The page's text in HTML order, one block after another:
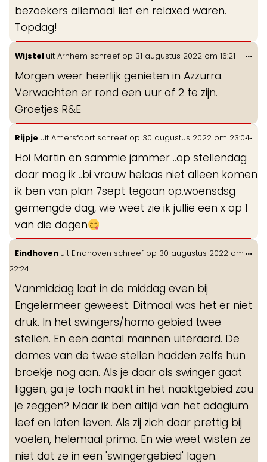
bezoekers allemaal lief en relaxed waren.
Topdag!
Wijstel uit Arnhem schreef op 31 augustus 2022 om 16:21
Morgen weer heerlijk genieten in Azzurra.
Verwachten er rond een uur of 2 te zijn.
Groetjes R&E
...
Rijpje uit Amersfoort schreef op 30 augustus 2022 om 23:04
Hoi Martin en sammie jammer ..op stellendag
daar mag ik ..bi vrouw helaas niet alleen komen
ik ben van plan 7sept tegaan op.woensdsg
gemengde dag, wie weet zie ik jullie een x op 1
van die dagen
...
Eindhoven uit Eindhoven schreef op 30 augustus 2022 om
22:24
Vanmiddag laat in de middag even bij
Engelermeer geweest. Ditmaal was het er niet
druk. In het swingers/homo gebied twee
stellen. En een aantal mannen uiteraard. De
dames van de twee stellen hadden zelfs hun
broekje nog aan. Als je daar als swinger gaat
liggen, ga je toch naakt in het naaktgebied zou
je zeggen? Maar ik ben altijd van het adagium
leef en laten leven. Als zij zich daar prettig bij
voelen, helemaal prima. En wie weet wisten ze
niet dat ze in een 'swingergebied' lagen.
...